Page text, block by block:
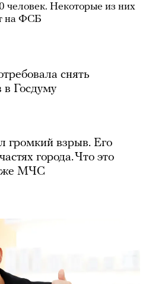
Некоторые из них
на ФСБ
снять
в Госдуму
громкий взрыв. Его
города. Что это
МЧС